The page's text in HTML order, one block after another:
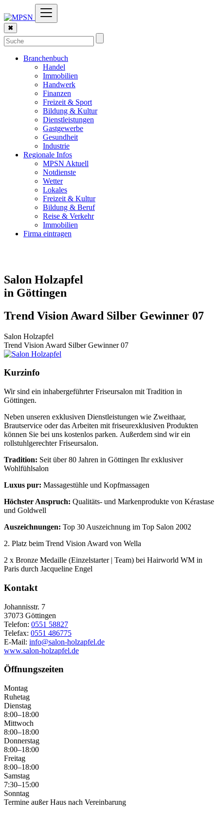
✖
Branchenbuch
Handel
Immobilien
Handwerk
Finanzen
Freizeit & Sport
Bildung & Kultur
Dienstleistungen
Gastgewerbe
Gesundheit
Industrie
Regionale Infos
MPSN Aktuell
Notdienste
Wetter
Lokales
Freizeit & Kultur
Bildung & Beruf
Reise & Verkehr
Immobilien
Firma eintragen
Salon Holzapfel
in Göttingen
Trend Vision Award Silber Gewinner 07
Salon Holzapfel
Trend Vision Award Silber Gewinner 07
Kurzinfo
Wir sind ein inhabergeführter Friseursalon mit Tradition in
Göttingen.
Neben unseren exklusiven Dienstleistungen wie Zweithaar,
Brautservice oder das Arbeiten mit friseurexklusiven Produkten
können Sie bei uns kostenlos parken. Außerdem sind wir ein
rollstuhlgerechter Friseursalon.
Tradition: Seit über 80 Jahren in Göttingen Ihr exklusiver
Wohlfühlsalon
Luxus pur: Massagestühle und Kopfmassagen
Höchster Anspruch: Qualitäts- und Markenprodukte von Kérastase
und Goldwell
Auszeichnungen: Top 30 Auszeichnung im Top Salon 2002
2. Platz beim Trend Vision Award von Wella
2 x Bronze Medaille (Einzelstarter | Team) bei Hairworld WM in
Paris durch Jacqueline Engel
Kontakt
Johannisstr. 7
37073 Göttingen
Telefon: 0551 58827
Telefax: 0551 486775
E-Mail: info@salon-holzapfel.de
www.salon-holzapfel.de
Öffnungszeiten
Montag
Ruhetag
Dienstag
8:00–18:00
Mittwoch
8:00–18:00
Donnerstag
8:00–18:00
Freitag
8:00–18:00
Samstag
7:30–15:00
Sonntag
Termine außer Haus nach Vereinbarung